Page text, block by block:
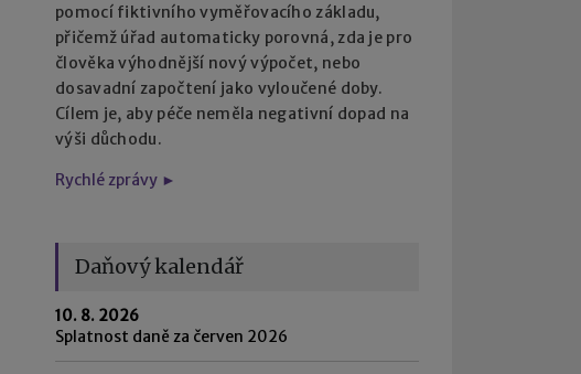
pomocí fiktivního vyměřovacího základu,
přičemž úřad automaticky porovná, zda je pro
člověka výhodnější nový výpočet, nebo
dosavadní započtení jako vyloučené doby.
Cílem je, aby péče neměla negativní dopad na
výši důchodu.
Rychlé zprávy ►
Daňový kalendář
10. 8. 2026
Splatnost daně za červen 2026